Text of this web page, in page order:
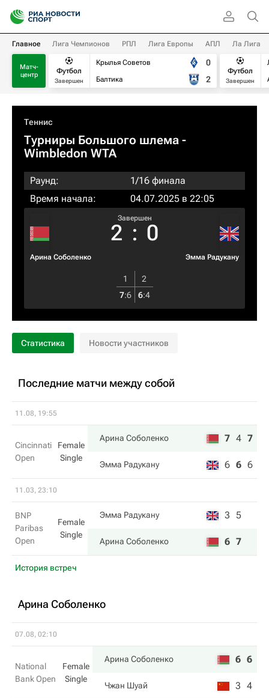
Главное Лига Чемпионов РПЛ Лига Европы АПЛ Ла Лига
Матч-
центр
Футбол
Завершен
Крылья Советов
Балтика
0
2
Футбол
Завершен
Теннис
Турниры Большого шлема -
Wimbledon WTA
Раунд:
1/16 финала
Время начала:
04.07.2025 в 22:05
Арина Соболенко
Завершен
2 : 0
Эмма Радукану
1
2
7:6 6:4
Статистика Новости участников
Последние матчи между собой
11.08, 19:55
Cincinnati
Open
Female
Single
Арина Соболенко 7 4 7
Эмма Радукану 6 6 6
11.03, 23:10
BNP
Paribas
Open
Female
Single
Эмма Радукану 3 5
Арина Соболенко 6 7
История встреч
Арина Соболенко
07.08, 02:10
National
Bank Open
Female
Single
Арина Соболенко 6 6
Чжан Шуай 3 4